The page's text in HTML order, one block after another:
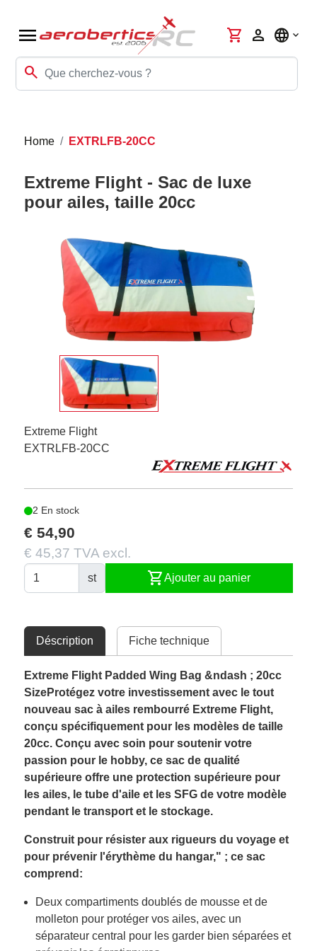
menu
search
shopping_cart person language
Home EXTRLFB-20CC
Extreme Flight - Sac de luxe
pour ailes, taille 20cc
Extreme Flight
EXTRLFB-20CC
2 En stock
€ 54,90
€ 45,37 TVA excl.
st shopping_cartAjouter au panier
Déscription Fiche technique
Extreme Flight Padded Wing Bag &ndash ; 20cc
SizeProtégez votre investissement avec le tout
nouveau sac à ailes rembourré Extreme Flight,
conçu spécifiquement pour les modèles de taille
20cc. Conçu avec soin pour soutenir votre
passion pour le hobby, ce sac de qualité
supérieure offre une protection supérieure pour
les ailes, le tube d'aile et les SFG de votre modèle
pendant le transport et le stockage.
Construit pour résister aux rigueurs du voyage et
pour prévenir l'érythème du hangar," ; ce sac
comprend:
Deux compartiments doublés de mousse et de
molleton pour protéger vos ailes, avec un
séparateur central pour les garder bien séparées et